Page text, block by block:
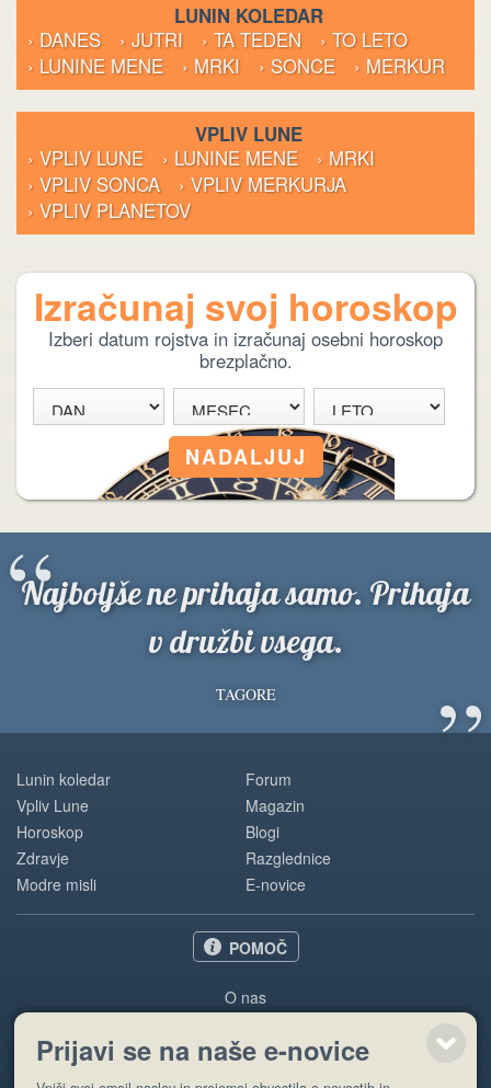
LUNIN KOLEDAR
› DANES
› JUTRI › TA TEDEN
› TO LETO
› LUNINE MENE
› MRKI › SONCE › MERKUR
VPLIV LUNE
› VPLIV LUNE
› LUNINE MENE
› MRKI
› VPLIV SONCA
› VPLIV MERKURJA
› VPLIV PLANETOV
Izračunaj svoj horoskop
Izberi datum rojstva in izračunaj osebni horoskop
brezplačno.
Najboljše ne prihaja samo. Prihaja
v družbi vsega.
TAGORE ”
“
Lunin koledar
Vpliv Lune
Horoskop
Zdravje
Modre misli
Forum
Magazin
Blogi
Razglednice
E-novice
POMOČ
O nas
Pogoji uporabe
Prijavi se na naše e-novice